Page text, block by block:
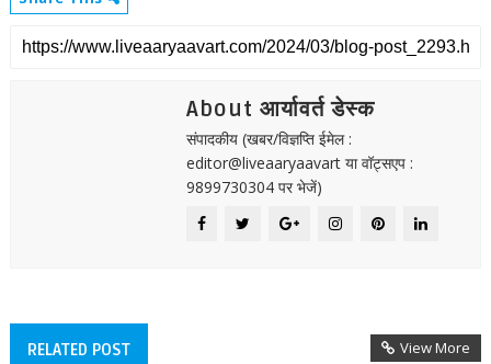
About आर्यावर्त डेस्क
संपादकीय (खबर/विज्ञप्ति ईमेल :
editor@liveaaryaavart या वॉट्सएप :
9899730304 पर भेजें)
RELATED POST View More